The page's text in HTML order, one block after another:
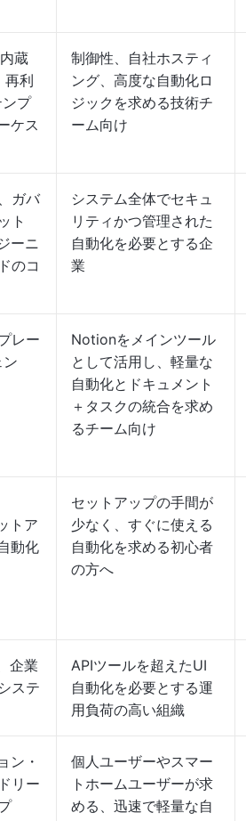
蔵
再利
プ
ケス
制御性、自社ホスティ
ング、高度な自動化ロ
ジックを求める技術チ
ーム向け
ガバ
ト
ーニ
のコ
システム全体でセキュ
リティかつ管理された
自動化を必要とする企
業
レー
Notionをメインツール
として活用し、軽量な
自動化とドキュメント
＋タスクの統合を求め
るチーム向け
トア
動化
セットアップの手間が
少なく、すぐに使える
自動化を求める初心者
の方へ
企業
ステ
APIツールを超えたUI
自動化を必要とする運
用負荷の高い組織
ン・
リー
個人ユーザーやスマー
トホームユーザーが求
める、迅速で軽量な自